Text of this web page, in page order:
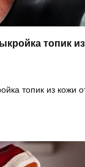
топик
топик из кожи